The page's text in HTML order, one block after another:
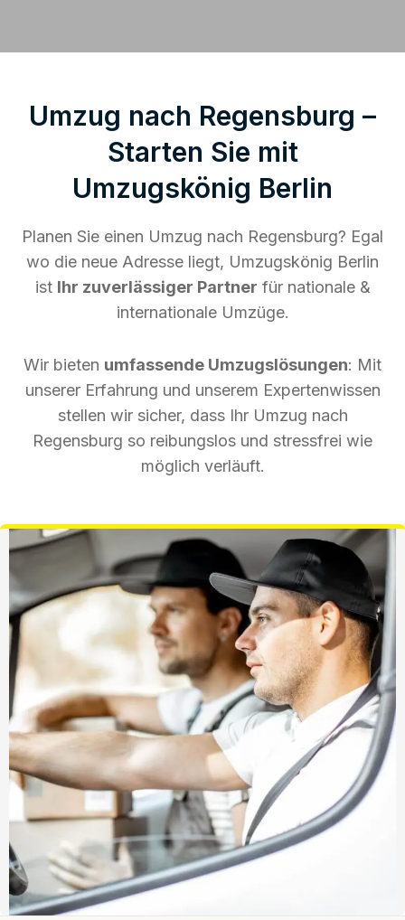
Umzug nach Regensburg –
Starten Sie mit
Umzugskönig Berlin
Planen Sie einen Umzug nach Regensburg? Egal
wo die neue Adresse liegt, Umzugskönig Berlin
ist Ihr zuverlässiger Partner für nationale &
internationale Umzüge.
Wir bieten umfassende Umzugslösungen: Mit
unserer Erfahrung und unserem Expertenwissen
stellen wir sicher, dass Ihr Umzug nach
Regensburg so reibungslos und stressfrei wie
möglich verläuft.